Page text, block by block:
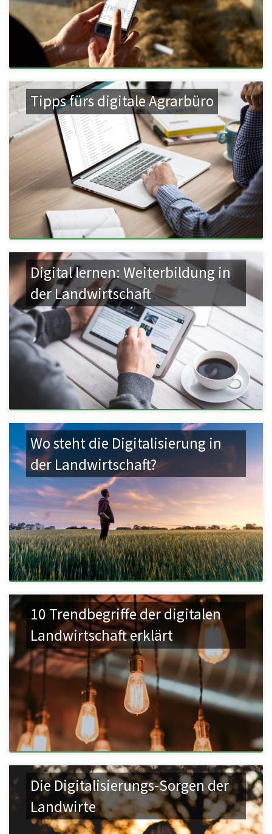
Tipps fürs digitale Agrarbüro
Digital lernen: Weiterbildung in
der Landwirtschaft
Wo steht die Digitalisierung in
der Landwirtschaft?
10 Trendbegriffe der digitalen
Landwirtschaft erklärt
Die Digitalisierungs-Sorgen der
Landwirte